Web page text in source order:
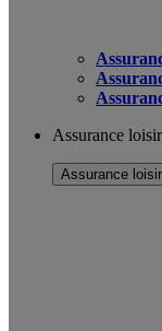
Assurance
Assurance